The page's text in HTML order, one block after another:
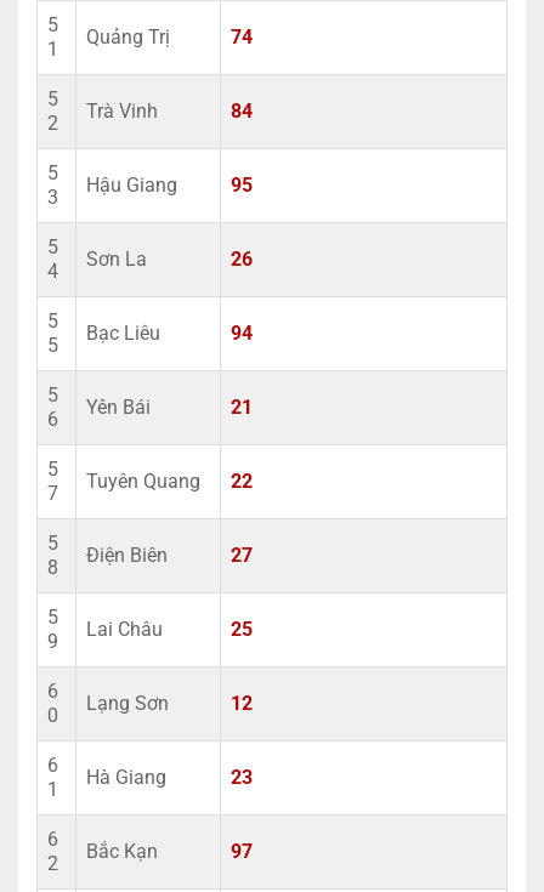
5
1
Quảng Trị 74
5
2
Trà Vinh 84
5
3
Hậu Giang 95
5
4
Sơn La 26
5
5
Bạc Liêu 94
5
6
Yên Bái 21
5
7
Tuyên Quang 22
5
8
Điện Biên 27
5
9
Lai Châu 25
6
0
Lạng Sơn 12
6
1
Hà Giang 23
6
2
Bắc Kạn 97